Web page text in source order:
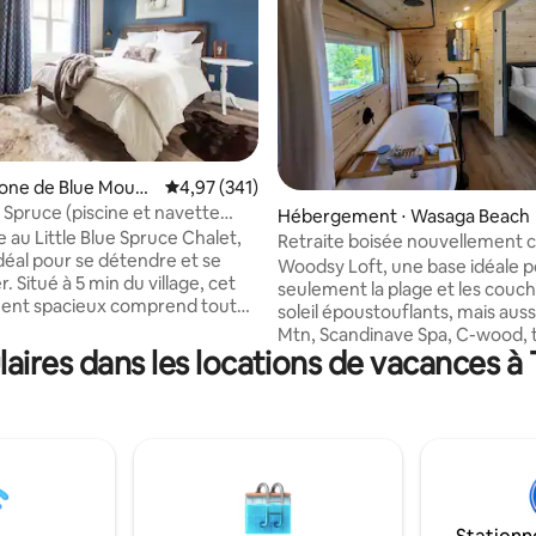
base de 221 commentaires : 4,99 sur 5
de Blue Mount
Évaluation moyenne sur la base de 341
4,97 (341)
Spruce (piscine et navette
village)
au Little Blue Spruce Chalet,
pour se détendre et se
Situé à 5 min du village, cet
spacieux comprend tout
vacances sans soucis :
câble et plusieurs
arrière en regardant les
les lapins, marchez 2 min
Hébergement ⋅ Wasaga Beach
Retraite boisée nouvellement
- Votre escapade parfaite
Woodsy Loft, une base idéale
seulement la plage et les
soleil époustouflants, mais
Mtn, Scandinave Spa, C-wood,
nouveau casino, tous à
nombreux bars, restaurants,
moustiquaire, une baignoire XL
sèche-serviettes, un lit King
télévision « The Frame », une
dans les locations de vacances à